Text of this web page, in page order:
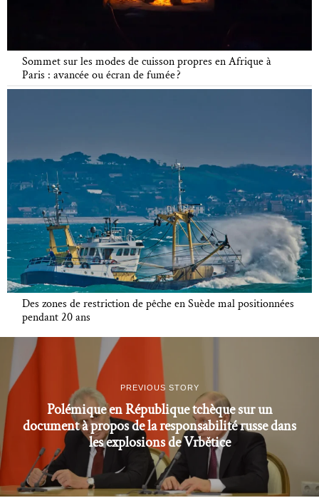
Sommet sur les modes de cuisson propres en Afrique à
Paris : avancée ou écran de fumée ?
Des zones de restriction de pêche en Suède mal positionnées
pendant 20 ans
PREVIOUS STORY
Polémique en République tchèque sur un
document à propos de la responsabilité russe dans
les explosions de Vrbětice